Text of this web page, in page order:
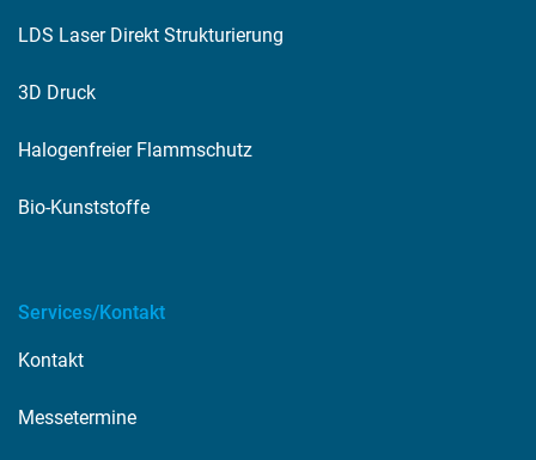
LDS Laser Direkt Strukturierung
3D Druck
Halogenfreier Flammschutz
Bio-Kunststoffe
Services/Kontakt
Kontakt
Messetermine